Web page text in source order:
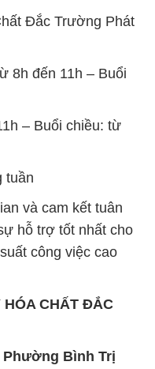
Đắc Trường Phát
8h đến 11h – Buổi
– Buổi chiều: từ
tuần
và cam kết tuân
hỗ trợ tốt nhất cho
công việc cao
HÓA CHẤT ĐẮC
Phường Bình Trị